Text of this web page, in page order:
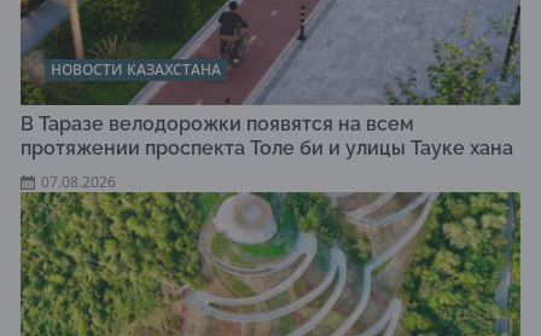
НОВОСТИ КАЗАХСТАНА
В Таразе велодорожки появятся на всем
протяжении проспекта Толе би и улицы Тауке хана
07.08.2026